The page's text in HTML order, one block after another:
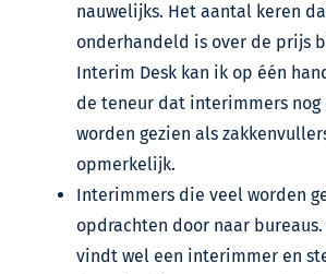
nauwelijks. Het aantal keren
onderhandeld is over de prijs
Interim Desk kan ik op één
de teneur dat interimmers nog
worden gezien als
opmerkelijk.
Interimmers die veel worden
opdrachten door naar
vindt wel een interimmer en